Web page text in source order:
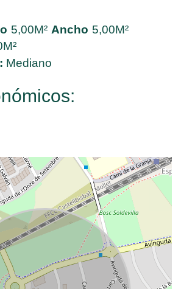
5,00M² Ancho 5,00M²
Mediano